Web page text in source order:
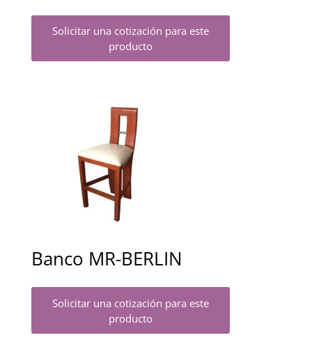
Solicitar una cotización para este
producto
Banco MR-BERLIN
Solicitar una cotización para este
producto